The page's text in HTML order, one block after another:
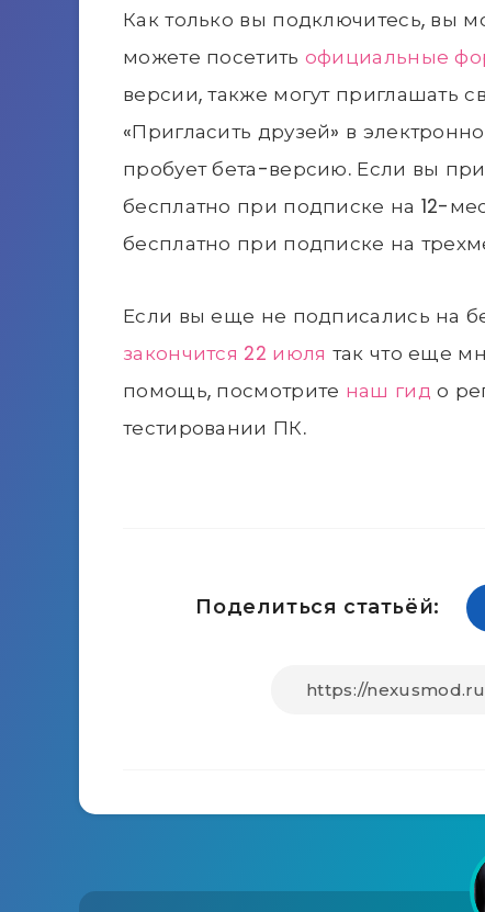
Как только вы подключитесь, вы
можете посетить официальные
версии, также могут приглашать
«Пригласить друзей» в
пробует бета-версию. Если вы
бесплатно при подписке на 12-
бесплатно при подписке на
Если вы еще не подписались на
закончится 22 июля так что еще
помощь, посмотрите наш гид о
тестировании ПК.
Поделиться статьёй: